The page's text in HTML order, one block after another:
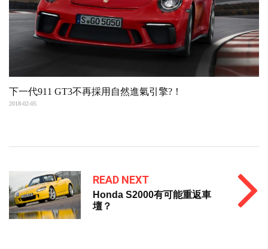
下一代911 GT3不再採用自然進氣引擎?！
2018-02-05
READ NEXT
Honda S2000有可能重返車
壇？